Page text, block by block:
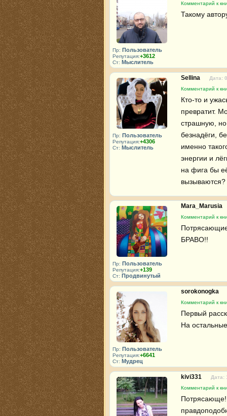
Пр: Пользователь
Репутация:+3612
Ст: Мыслитель
Комментарий к
Такому
Пр: Пользователь
Репутация:+4306
Ст: Мыслитель
Sellina
Дата:
Комментарий к
Кто-то и
превратит.
страшную,
безнадёги,
именно
энергии и
на фига бы
вызываются?
Пр: Пользователь
Репутация:+139
Ст: Продвинутый
Mara_Marusia
Комментарий к
БРАВО!!
Пр: Пользователь
Репутация:+6641
Ст: Мудрец
sorokonogka
Комментарий к
Первый
На
kivi331
Дата:
Комментарий к